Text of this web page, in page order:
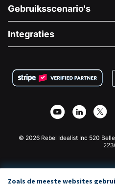
Over Ons
Vacatures
Privacy
Affiliate Partnerschap
Gebruiksscenario's
Medische Fondsenwerving
Goede Doelen
Integraties
Wix Donatie Plugin
Webflow Donatie App
Joomla Donatie
© 2026 Rebel Idealist Inc 520
Zoals de meeste websites